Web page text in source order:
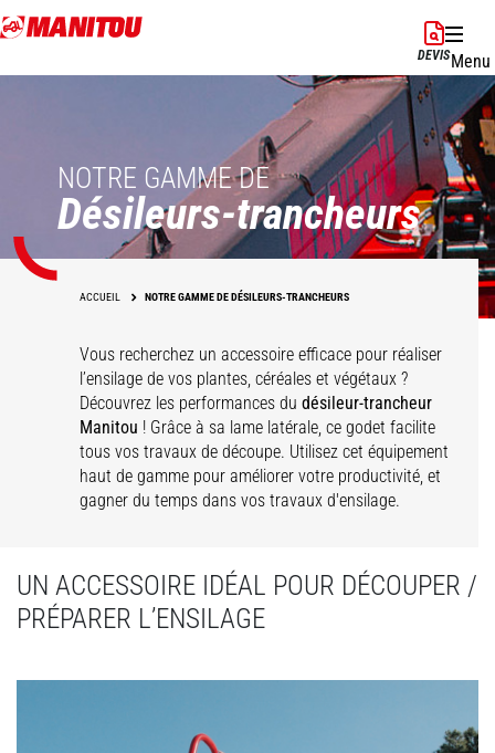
Aller
au
DEVISMenu
NOTRE GAMME DE
Désileurs-trancheurs
ACCUEIL NOTRE GAMME DE DÉSILEURS-TRANCHEURS
Vous recherchez un accessoire efficace pour réaliser
l’ensilage de vos plantes, céréales et végétaux ?
Découvrez les performances dudésileur-trancheur
Manitou ! Grâce à sa lame latérale, ce godet facilite
tous vos travaux de découpe. Utilisez cet équipement
haut de gamme pour améliorer votre productivité, et
gagner du temps dans vos travaux d'ensilage.
UN ACCESSOIRE IDÉAL POUR DÉCOUPER /
PRÉPARER L’ENSILAGE